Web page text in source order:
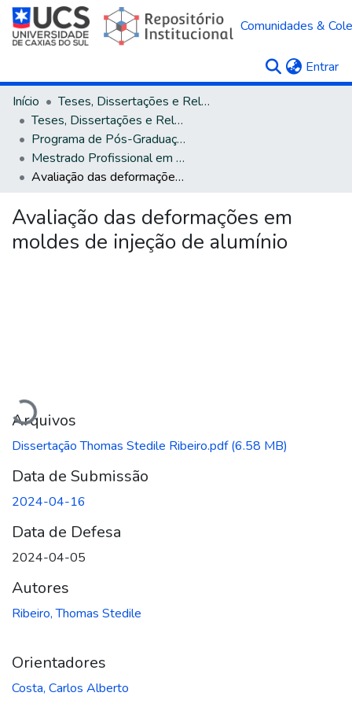
Comunidades &
Entrar
Início
Teses, Dissertações e Relatórios
Teses, Dissertações e Relatórios defendidos na UCS
Programa de Pós-Graduação em Engenharia Mecânica
Mestrado Profissional em Engenharia Mecânica
Avaliação das deformações em moldes de injeção de alumínio
Avaliação das deformações em
moldes de injeção de alumínio
Carregando...
Arquivos
Dissertação Thomas Stedile Ribeiro.pdf(6.58 MB)
Data de Submissão
2024-04-16
Data de Defesa
2024-04-05
Autores
Ribeiro, Thomas Stedile
Orientadores
Costa, Carlos Alberto